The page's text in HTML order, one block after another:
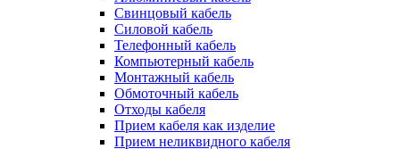
Свинцовый кабель
Силовой кабель
Телефонный кабель
Компьютерный кабель
Монтажный кабель
Обмоточный кабель
Отходы кабеля
Прием кабеля как изделие
Прием неликвидного кабеля